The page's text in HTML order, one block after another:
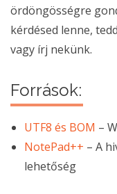
ördöngösségre
kérdésed lenne,
vagy írj nekünk.
Források:
UTF8 és BOM –
NotePad++ – A
lehetőség